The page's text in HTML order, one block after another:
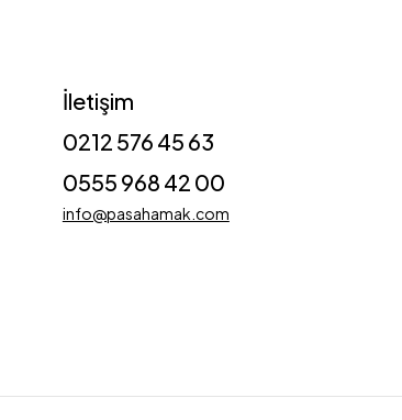
İletişim
0212 576 45 63
0555 968 42 00
info@pasahamak.com